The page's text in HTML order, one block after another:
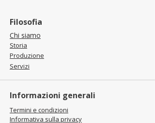
Filosofia
Chi siamo
Storia
Produzione
Servizi
Informazioni generali
Termini e condizioni
Informativa sulla privacy